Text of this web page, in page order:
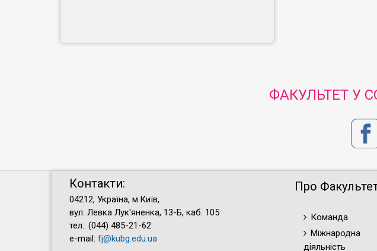
ФАКУЛЬТЕТ У
Контакти:
04212, Україна, м.Київ,
вул. Левка Лук'яненка, 13-Б, каб. 105
тел.: (044) 485-21-62
e-mail: fj@kubg.edu.ua
Про
Команда
Міжнародна
діяльність